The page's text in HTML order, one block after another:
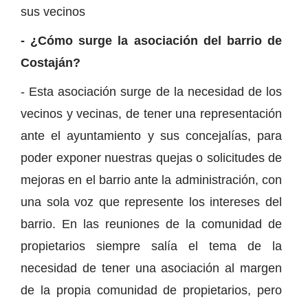
sus vecinos
- ¿Cómo surge la asociación del barrio de
Costaján?
- Esta asociación surge de la necesidad de los
vecinos y vecinas, de tener una representación
ante el ayuntamiento y sus concejalías, para
poder exponer nuestras quejas o solicitudes de
mejoras en el barrio ante la administración, con
una sola voz que represente los intereses del
barrio. En las reuniones de la comunidad de
propietarios siempre salía el tema de la
necesidad de tener una asociación al margen
de la propia comunidad de propietarios, pero